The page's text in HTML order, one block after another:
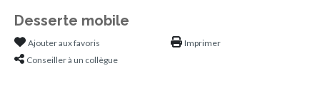
Desserte mobile
Ajouter aux favoris
Conseiller à un collègue
Imprimer